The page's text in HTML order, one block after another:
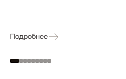
Подробнее